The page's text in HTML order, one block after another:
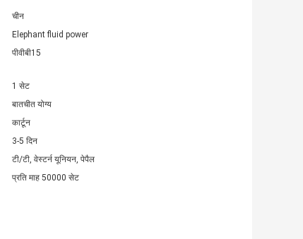
चीन
Elephant fluid power
पीवीबी15
1 सेट
बातचीत योग्य
कार्टून
3-5 दिन
टी/टी, वेस्टर्न यूनियन, पेपैल
प्रति माह 50000 सेट